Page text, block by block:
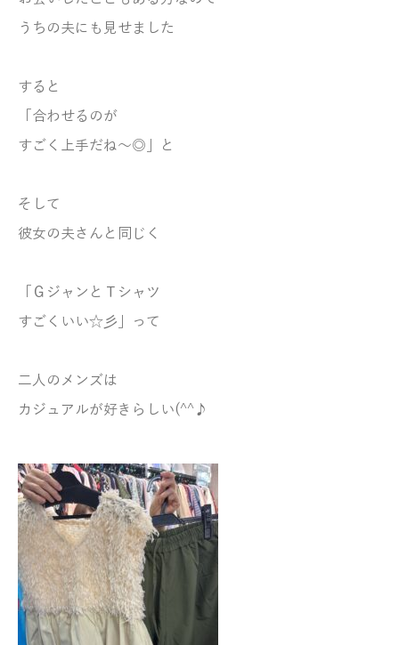
うちの夫にも見せました
すると
「合わせるのが
すごく上手だね～◎」と
そして
彼女の夫さんと同じく
「ＧジャンとＴシャツ
すごくいい☆彡」って
二人のメンズは
カジュアルが好きらしい(^^♪